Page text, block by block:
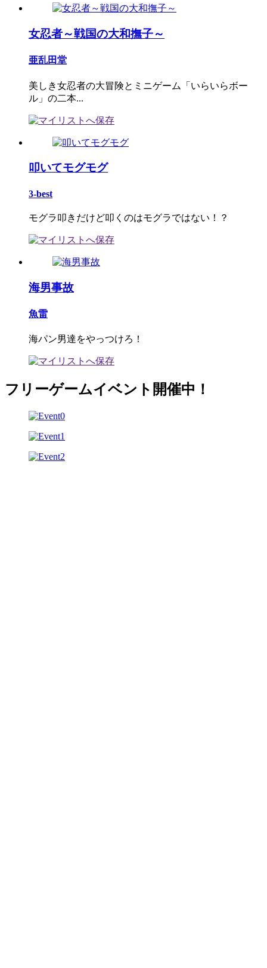
女忍者～戦国の大和撫子～
亜乱田堂
美しき女忍者の大冒険とミニゲーム「いらいらボー
ル」の二本...
叩いてモグモグ
3-best
モグラ叩きだけど叩くのはモグラではない！？
海男事故
魚雷
海パン男達をやっつけろ！
フリーゲームイベント開催中！